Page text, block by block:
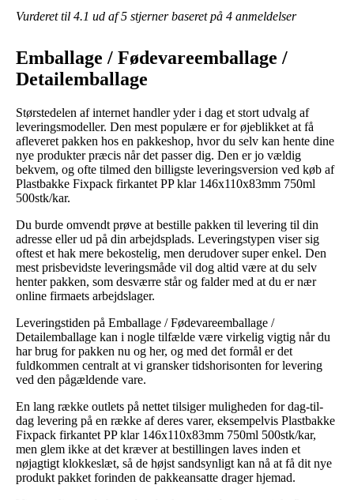
Vurderet til 4.1 ud af 5 stjerner baseret på 4 anmeldelser
Emballage / Fødevareemballage /
Detailemballage
Størstedelen af internet handler yder i dag et stort udvalg af
leveringsmodeller. Den mest populære er for øjeblikket at få
afleveret pakken hos en pakkeshop, hvor du selv kan hente dine
nye produkter præcis når det passer dig. Den er jo vældig
bekvem, og ofte tilmed den billigste leveringsversion ved køb af
Plastbakke Fixpack firkantet PP klar 146x110x83mm 750ml
500stk/kar.
Du burde omvendt prøve at bestille pakken til levering til din
adresse eller ud på din arbejdsplads. Leveringstypen viser sig
oftest et hak mere bekostelig, men derudover super enkel. Den
mest prisbevidste leveringsmåde vil dog altid være at du selv
henter pakken, som desværre står og falder med at du er nær
online firmaets arbejdslager.
Leveringstiden på Emballage / Fødevareemballage /
Detailemballage kan i nogle tilfælde være virkelig vigtig når du
har brug for pakken nu og her, og med det formål er det
fuldkommen centralt at vi gransker tidshorisonten for levering
ved den pågældende vare.
En lang række outlets på nettet tilsiger muligheden for dag-til-
dag levering på en række af deres varer, eksempelvis Plastbakke
Fixpack firkantet PP klar 146x110x83mm 750ml 500stk/kar,
men glem ikke at det kræver at bestillingen laves inden et
nøjagtigt klokkeslæt, så de højst sandsynligt kan nå at få dit nye
produkt pakket forinden de pakkeansatte drager hjemad.